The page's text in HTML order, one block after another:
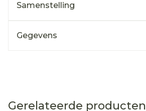
Samenstelling
Gegevens
Gerelateerde producten